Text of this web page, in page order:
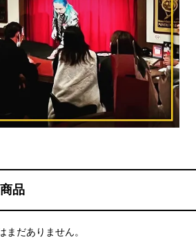
品
まだありません。